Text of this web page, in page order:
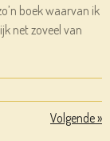
boek waarvan ik
net zoveel van
Volgende»